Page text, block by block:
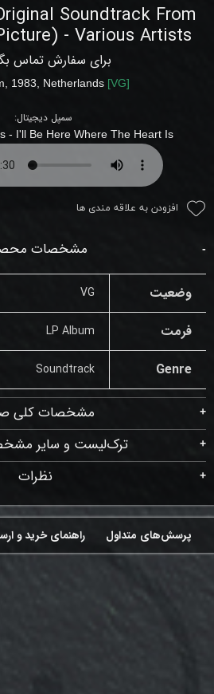
Soundtrack From
- Various Artists
برای سفارش تماس
1983, Netherlands [VG]
سمپل دیجیتال:
- I'll Be Here Where The Heart Is
افزودن به علاقه مندی ها
مشخصات
وضعیت VG
فرمت LP Album
Genre
Soundtrack
مشخصات کلی
ترک‌لیست و سایر
نظرات
راهنمای خرید و پرسش‌های متداول